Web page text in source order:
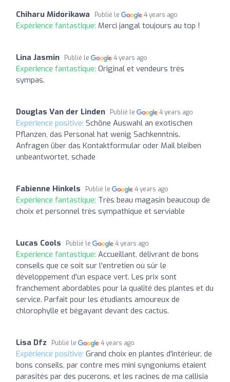
Chiharu Midorikawa Publié le 4 years ago
Expérience fantastique: Merci jangal toujours au top !
Lina Jasmin Publié le 4 years ago
Expérience fantastique: Original et vendeurs très
sympas.
Douglas Van der Linden Publié le 4 years ago
Expérience positive: Schöne Auswahl an exotischen
Pflanzen, das Personal hat wenig Sachkenntnis.
Anfragen über das Kontaktformular oder Mail bleiben
unbeantwortet, schade
Fabienne Hinkels Publié le 4 years ago
Expérience fantastique: Très beau magasin beaucoup de
choix et personnel très sympathique et serviable
Lucas Cools Publié le 4 years ago
Expérience fantastique: Accueillant, délivrant de bons
conseils que ce soit sur l'entretien où sûr le
développement d'un espace vert. Les prix sont
franchement abordables pour la qualité des plantes et du
service. Parfait pour les étudiants amoureux de
chlorophylle et bégayant devant des cactus.
Lisa Dfz Publié le 4 years ago
Expérience positive: Grand choix en plantes d'intérieur, de
bons conseils, par contre mes mini syngoniums étaient
parasités par des pucerons, et les racines de ma callisia